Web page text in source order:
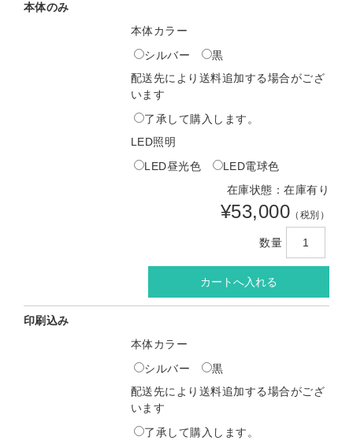
本体のみ
本体カラー
シルバー
黒
配送先により送料追加する場合がござ
います
了承して購入します。
LED照明
LED昼光色
LED電球色
在庫状態：在庫有り
¥53,000 （税別）
数量
印刷込み
本体カラー
シルバー
黒
配送先により送料追加する場合がござ
います
了承して購入します。